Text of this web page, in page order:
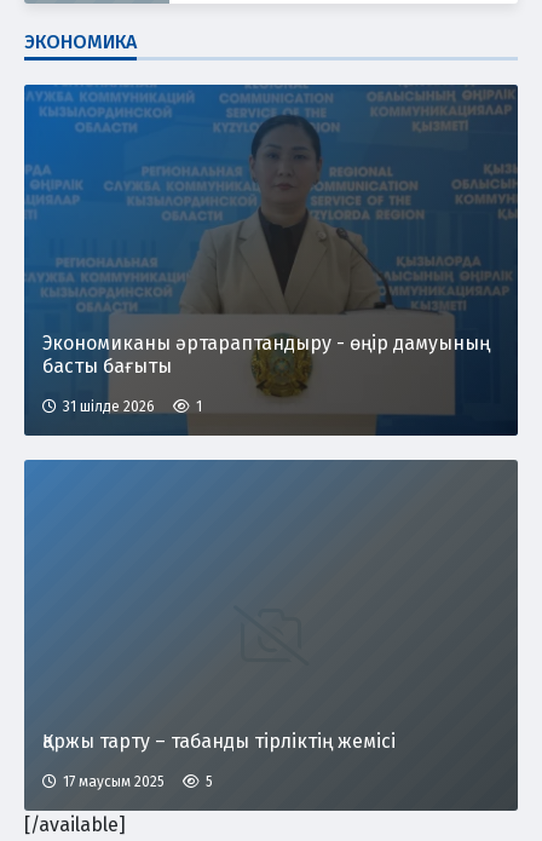
ЭКОНОМИКА
Экономиканы әртараптандыру - өңір дамуының
басты бағыты
31 шілде 2026 1
Қаржы тарту – табанды тірліктің жемісі
17 маусым 2025 5
[/available]